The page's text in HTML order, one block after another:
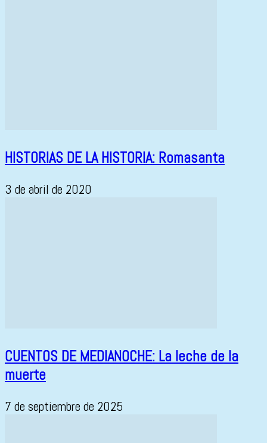
HISTORIAS DE LA HISTORIA: Romasanta
3 de abril de 2020
CUENTOS DE MEDIANOCHE: La leche de la
muerte
7 de septiembre de 2025